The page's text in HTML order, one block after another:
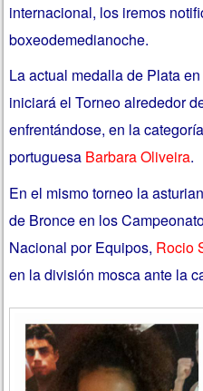
internacional, los iremos
boxeodemedianoche.
La actual medalla de Plata
iniciará el Torneo alrededor
enfrentándose, en la
portuguesa Barbara Oliveira.
En el mismo torneo la
de Bronce en los
Nacional por Equipos, Rocio
en la división mosca ante la